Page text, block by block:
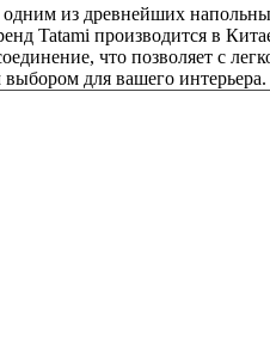
из древнейших
Tatami производится в
что позволяет с
для вашего интерьера.